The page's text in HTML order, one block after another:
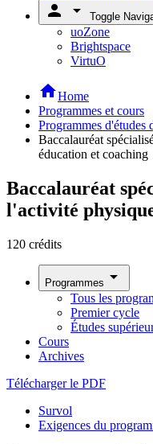
person arrow_drop_down Toggle
uoZone
Brightspace
VirtuO
homeHome
Programmes et cours
Programmes d'études
Baccalauréat
éducation et coaching
Baccalauréat
l'activité
120 crédits
Programmes arrow_drop_down
Tous les
Premier cycle
Études
Cours
Archives
Télécharger le PDF
Survol
Exigences du